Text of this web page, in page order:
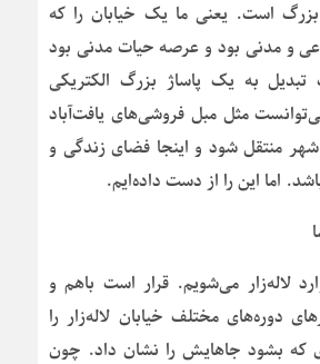
است. یعنی ما یک خیابان را که
و مدنی بود و عرصه حیات مدنی بود
به یک پاساژ بزرگ الکتریکی
مثل مبل فروشی‌های یافت‌آباد
منتقل شود و اینجا فضای زندگی و
اما این را از دست داده‌ایم.
لاله‌زار می‌شویم. قرار است باهم و
دوره‌های مختلف خیابان لاله‌زار را
که بشود جاهایش را نشان داد. چون